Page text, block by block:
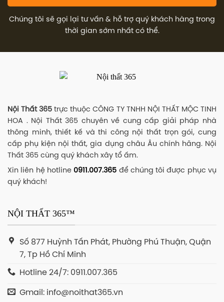
Chúng tôi sẽ gọi lại tư vấn & hỗ trợ quý khách hàng trong
thời gian sớm nhất có thể.
Nội Thất 365 trực thuộc CÔNG TY TNHH NỘI THẤT MỘC TINH
HOA . Nội Thất 365 chuyên về cung cấp giải pháp nhà
thông minh, thiết kế và thi công nội thất trọn gói, cung
cấp phụ kiện nội thất, gia dụng châu Âu chính hãng. Nội
Thất 365 cùng quý khách xây tổ ấm.
Xin liên hệ hotline 0911.007.365 để chúng tôi được phục vụ
quý khách!
NỘI THẤT 365™
Số 877 Huỳnh Tấn Phát, Phường Phú Thuận, Quận
7, Tp Hồ Chí Minh
Hotline 24/7: 0911.007.365
Gmail: info@noithat365.vn